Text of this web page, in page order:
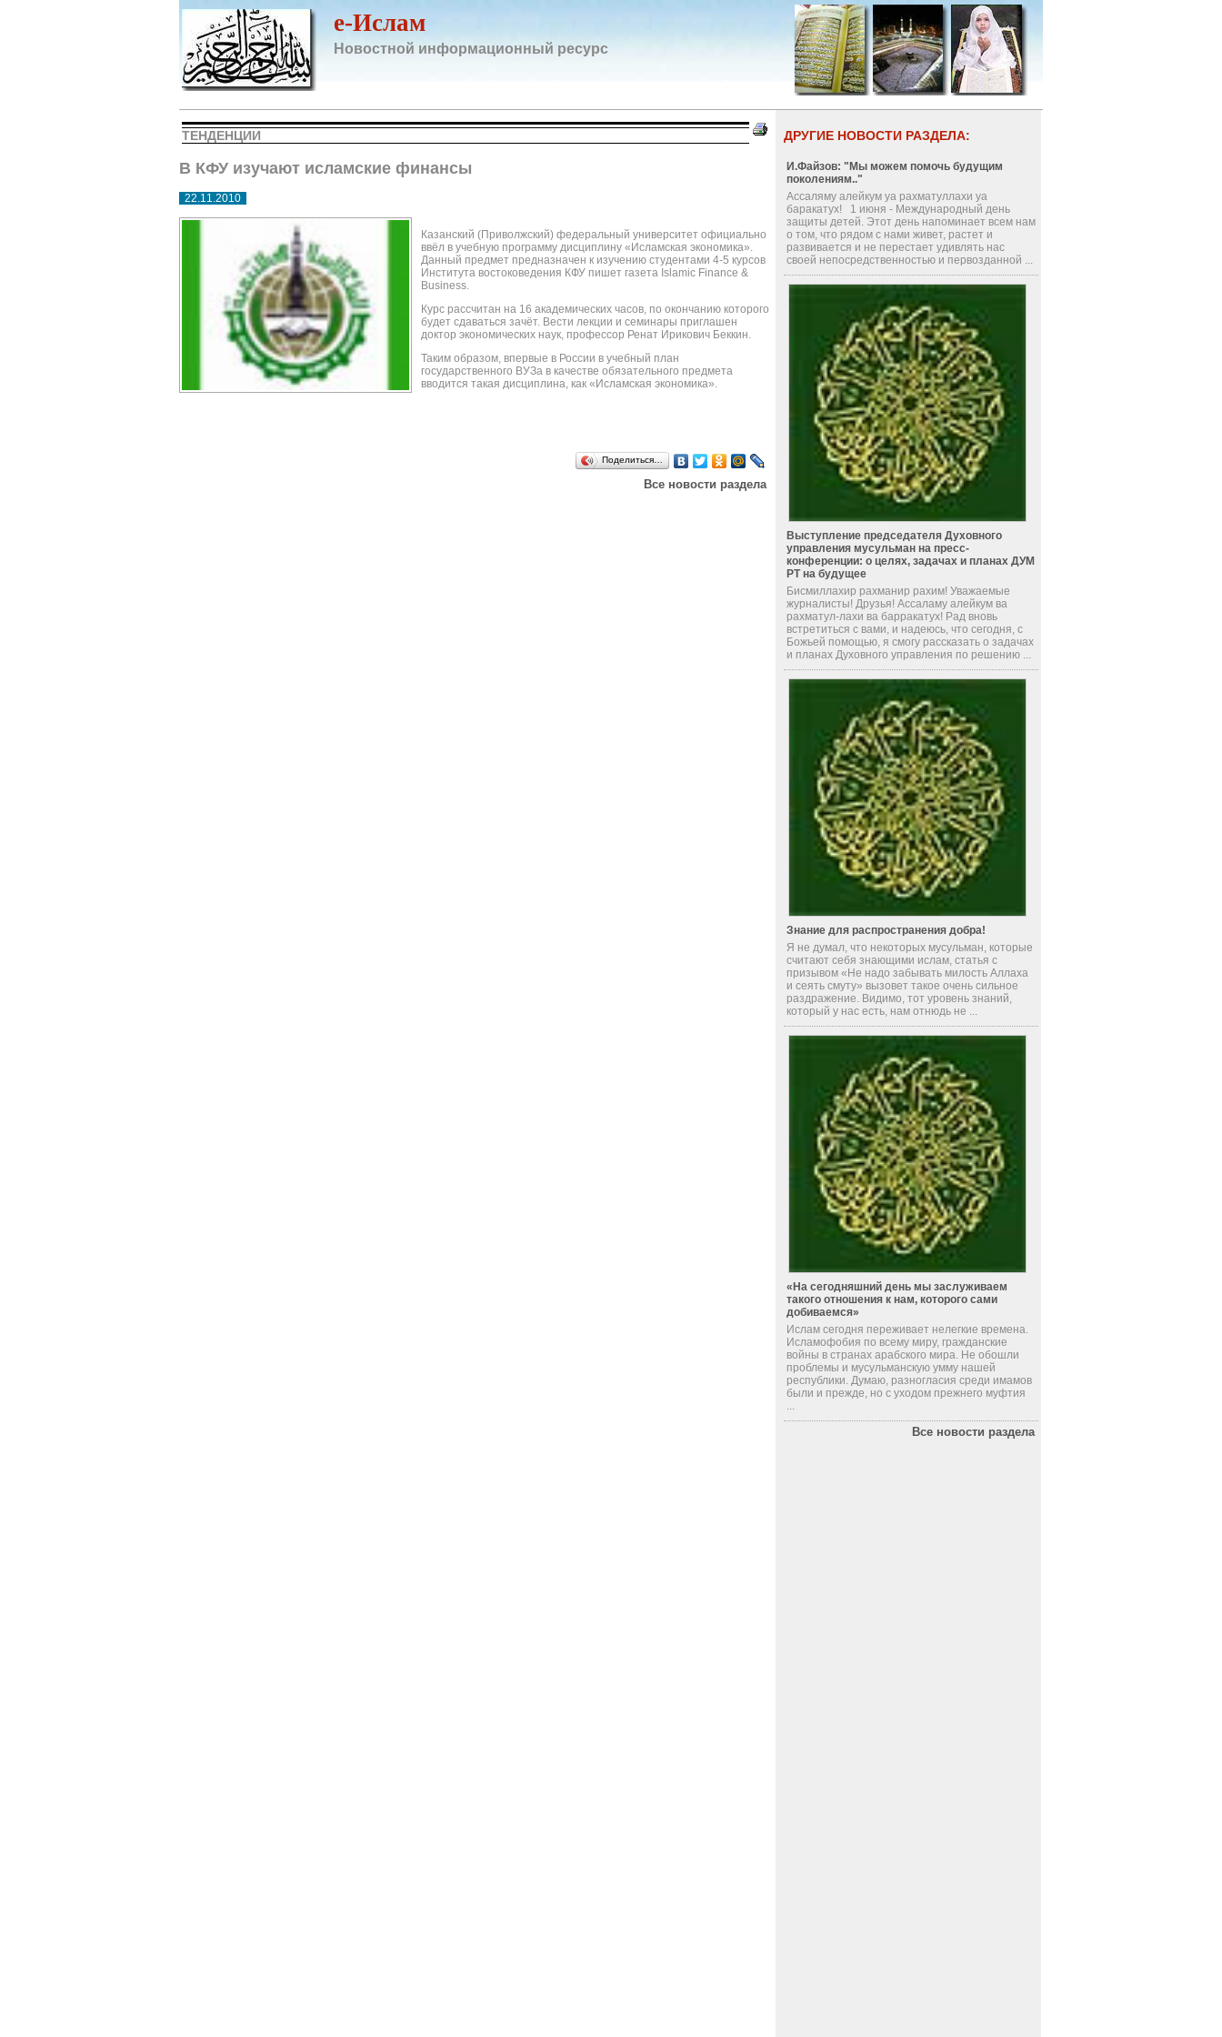
e-Ислам
Новостной информационный ресурс
ТЕНДЕНЦИИ
В КФУ изучают исламские финансы
22.11.2010
Казанский (Приволжский) федеральный университет официально
ввёл в учебную программу дисциплину «Исламская экономика».
Данный предмет предназначен к изучению студентами 4-5 курсов
Института востоковедения КФУ пишет газета Islamic Finance &
Business.
Курс рассчитан на 16 академических часов, по окончанию которого
будет сдаваться зачёт. Вести лекции и семинары приглашен
доктор экономических наук, профессор Ренат Ирикович Беккин.
Таким образом, впервые в России в учебный план
государственного ВУЗа в качестве обязательного предмета
вводится такая дисциплина, как «Исламская экономика».
Поделиться…
Все новости раздела
ДРУГИЕ НОВОСТИ РАЗДЕЛА:
И.Файзов: "Мы можем помочь будущим
поколениям.."
Ассаляму алейкум уа рахматуллахи уа
баракатух! 1 июня - Международный день
защиты детей. Этот день напоминает всем нам
о том, что рядом с нами живет, растет и
развивается и не перестает удивлять нас
своей непосредственностью и первозданной ...
Выступление председателя Духовного
управления мусульман на пресс-
конференции: о целях, задачах и планах ДУМ
РТ на будущее
Бисмиллахир рахманир рахим! Уважаемые
журналисты! Друзья! Ассаламу алейкум ва
рахматул-лахи ва барракатух! Рад вновь
встретиться с вами, и надеюсь, что сегодня, с
Божьей помощью, я смогу рассказать о задачах
и планах Духовного управления по решению ...
Знание для распространения добра!
Я не думал, что некоторых мусульман, которые
считают себя знающими ислам, статья с
призывом «Не надо забывать милость Аллаха
и сеять смуту» вызовет такое очень сильное
раздражение. Видимо, тот уровень знаний,
который у нас есть, нам отнюдь не ...
«На сегодняшний день мы заслуживаем
такого отношения к нам, которого сами
добиваемся»
Ислам сегодня переживает нелегкие времена.
Исламофобия по всему миру, гражданские
войны в странах арабского мира. Не обошли
проблемы и мусульманскую умму нашей
республики. Думаю, разногласия среди имамов
были и прежде, но с уходом прежнего муфтия
...
Все новости раздела